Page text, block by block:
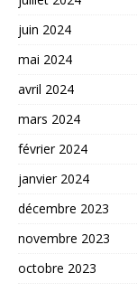
juin 2024
mai 2024
avril 2024
mars 2024
février 2024
janvier 2024
décembre 2023
novembre 2023
octobre 2023